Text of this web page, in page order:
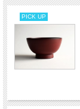
PICK UP